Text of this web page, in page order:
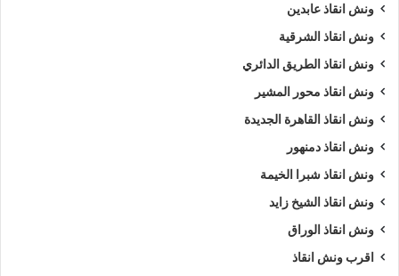
ونش انقاذ عابدين
ونش انقاذ الشرقية
ونش انقاذ الطريق الدائري
ونش انقاذ محور المشير
ونش انقاذ القاهرة الجديدة
ونش انقاذ دمنهور
ونش انقاذ شبرا الخيمة
ونش انقاذ الشيخ زايد
ونش انقاذ الوراق
اقرب ونش انقاذ